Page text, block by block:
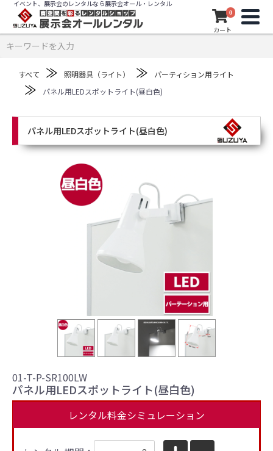
イベント、展示会のレンタルなら展示会オール・レンタル
0
カート
すべて ≫ 照明器具（ライト） ≫ パーティション用ライト
≫ パネル用LEDスポットライト(昼白色)
パネル用LEDスポットライト(昼白色)
01-T-P-SR100LW
パネル用LEDスポットライト(昼白色)
レンタル料金シミュレーション